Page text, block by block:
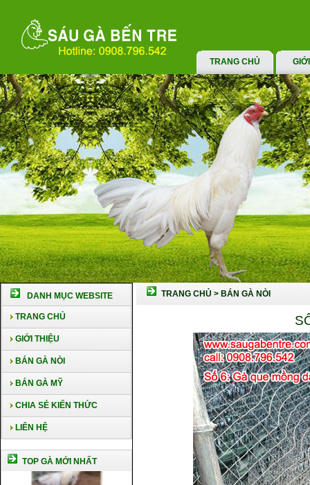
TRANG CHỦ
DANH MỤC WEBSITE
TRANG CHỦ
GIỚI THIỆU
BÁN GÀ NÒI
BÁN GÀ MỸ
CHIA SẺ KIẾN THỨC
LIÊN HỆ
TOP GÀ MỚI NHẤT
TRANG CHỦ > BÁN GÀ NÒI